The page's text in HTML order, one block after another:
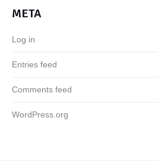
META
Log in
Entries feed
Comments feed
WordPress.org